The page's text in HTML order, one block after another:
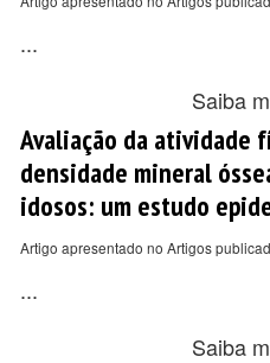
...
Saiba
Avaliação da atividade
densidade mineral
idosos: um estudo
Artigo apresentado no Artigos
...
Saiba